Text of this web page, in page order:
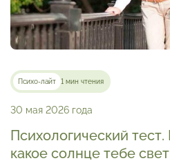
Психо-лайт 1 мин чтения
30 мая 2026 года
Психологический
какое солнце тебе